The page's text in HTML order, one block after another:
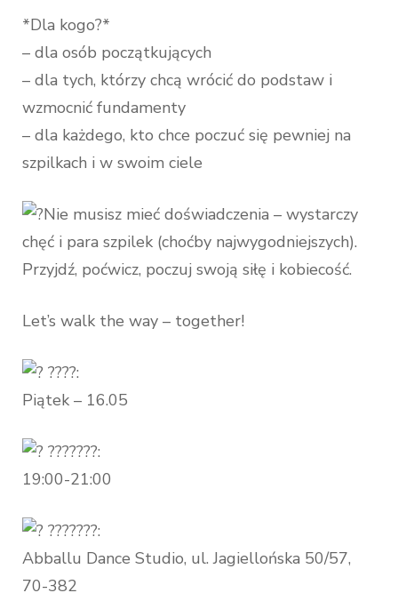
*Dla kogo?*
– dla osób początkujących
– dla tych, którzy chcą wrócić do podstaw i
wzmocnić fundamenty
– dla każdego, kto chce poczuć się pewniej na
szpilkach i w swoim ciele
Nie musisz mieć doświadczenia – wystarczy
chęć i para szpilek (choćby najwygodniejszych).
Przyjdź, poćwicz, poczuj swoją siłę i kobiecość.
Let’s walk the way – together!
????:
Piątek – 16.05
???????:
19:00-21:00
???????:
Abballu Dance Studio, ul. Jagiellońska 50/57,
70-382